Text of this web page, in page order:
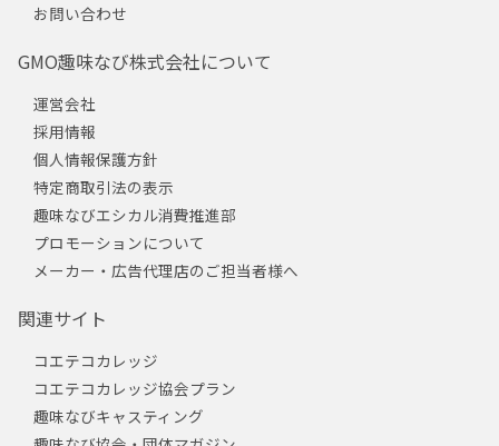
お問い合わせ
GMO趣味なび株式会社について
運営会社
採用情報
個人情報保護方針
特定商取引法の表示
趣味なびエシカル消費推進部
プロモーションについて
メーカー・広告代理店のご担当者様へ
関連サイト
コエテコカレッジ
コエテコカレッジ協会プラン
趣味なびキャスティング